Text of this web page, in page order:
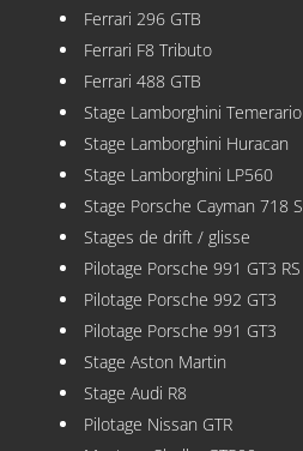
Ferrari 296 GTB
Ferrari F8 Tributo
Ferrari 488 GTB
Stage Lamborghini Temerario
Stage Lamborghini Huracan
Stage Lamborghini LP560
Stage Porsche Cayman 718 S
Stages de drift / glisse
Pilotage Porsche 991 GT3 RS
Pilotage Porsche 992 GT3
Pilotage Porsche 991 GT3
Stage Aston Martin
Stage Audi R8
Pilotage Nissan GTR